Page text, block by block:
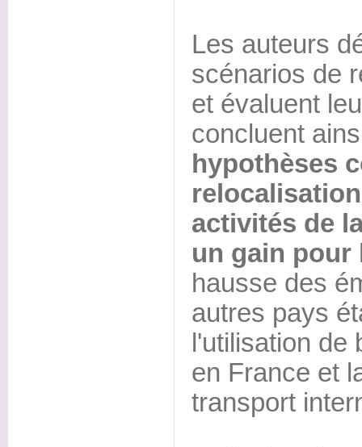
Les auteurs
scénarios de
et évaluent
concluent
hypothèses
activités de
un gain pour
hausse des
autres pays
l'utilisation de
en France et
transport